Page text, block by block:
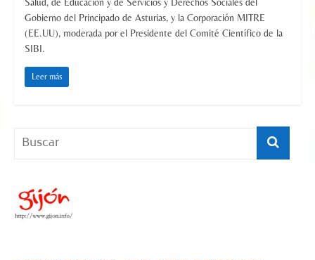
Gobierno del Principado de Asturias, y la Corporación MITRE
(EE.UU), moderada por el Presidente del Comité Científico de la
SIBI.
Leer más